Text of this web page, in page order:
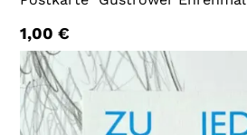
1,00€